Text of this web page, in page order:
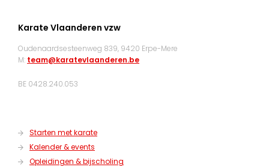
Karate Vlaanderen vzw
Oudenaardsesteenweg 839, 9420 Erpe-Mere
M: team@karatevlaanderen.be
BE 0428.240.053
Starten met karate
Kalender & events
Opleidingen & bijscholing